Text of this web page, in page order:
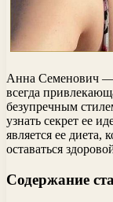
Анна Семенович —
всегда
безупречным
узнать секрет ее
является ее диета,
оставаться
Содержание